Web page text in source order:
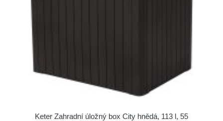
Keter Zahradní úložný box City hnědá, 113 l, 55